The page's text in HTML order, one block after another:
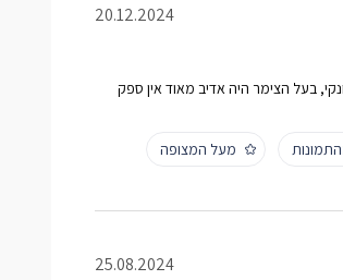
20.12.2024
בעל הצימר היה אדיב מאוד אין ספק
מעל המצופה
25.08.2024